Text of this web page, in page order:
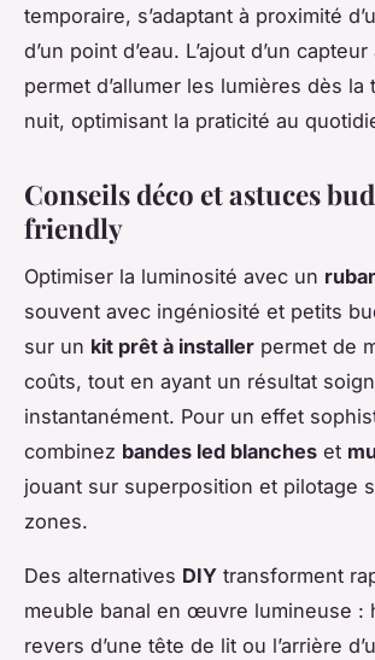
temporaire, s’adaptant à proximité
d’un point d’eau. L’ajout d’un
permet d’allumer les lumières dès la
nuit, optimisant la praticité au
Conseils déco et astuces
friendly
Optimiser la luminosité avec un
souvent avec ingéniosité et petits
sur un kit prêt à installer permet de
coûts, tout en ayant un résultat
instantanément. Pour un effet
combinez bandes led blanches et
jouant sur superposition et pilotage
zones.
Des alternatives DIY transforment
meuble banal en œuvre lumineuse :
revers d’une tête de lit ou l’arrière